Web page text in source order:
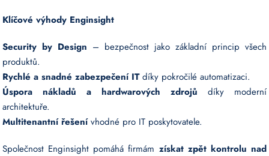
Klíčové výhody Enginsight
Security by Design – bezpečnost jako základní princip všech
produktů.
Rychlé a snadné zabezpečení ITdíky pokročilé automatizaci.
Úspora nákladů a hardwarových zdrojů díky moderní
architektuře.
Multitenantní řešenívhodné pro IT poskytovatele.
Společnost Enginsight pomáhá firmám získat zpět kontrolu nad